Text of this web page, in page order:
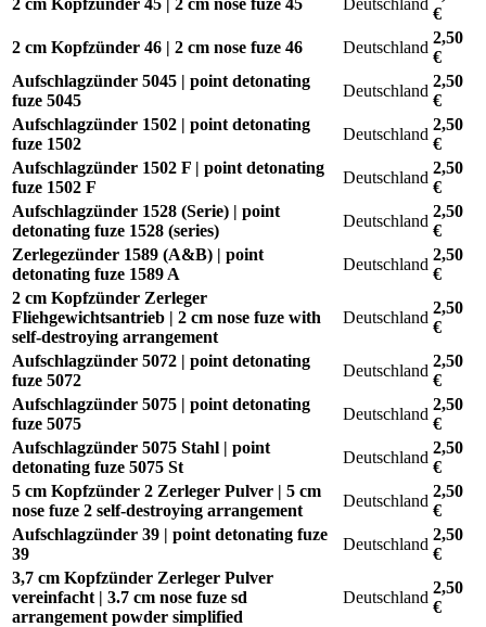
€
2 cm Kopfzünder 46 | 2 cm nose fuze 46
Deutschland
2,50
€
Aufschlagzünder 5045 | point detonating
fuze 5045
Deutschland
2,50
€
Aufschlagzünder 1502 | point detonating
fuze 1502
Deutschland
2,50
€
Aufschlagzünder 1502 F | point detonating
fuze 1502 F
Deutschland
2,50
€
Aufschlagzünder 1528 (Serie) | point
detonating fuze 1528 (series)
Deutschland
2,50
€
Zerlegezünder 1589 (A&B) | point
detonating fuze 1589 A
Deutschland
2,50
€
2 cm Kopfzünder Zerleger
Fliehgewichtsantrieb | 2 cm nose fuze with
self-destroying arrangement
Deutschland
2,50
€
Aufschlagzünder 5072 | point detonating
fuze 5072
Deutschland
2,50
€
Aufschlagzünder 5075 | point detonating
fuze 5075
Deutschland
2,50
€
Aufschlagzünder 5075 Stahl | point
detonating fuze 5075 St
Deutschland
2,50
€
5 cm Kopfzünder 2 Zerleger Pulver | 5 cm
nose fuze 2 self-destroying arrangement
Deutschland
2,50
€
Aufschlagzünder 39 | point detonating fuze
39
Deutschland
2,50
€
3,7 cm Kopfzünder Zerleger Pulver
vereinfacht | 3.7 cm nose fuze sd
arrangement powder simplified
Deutschland
2,50
€